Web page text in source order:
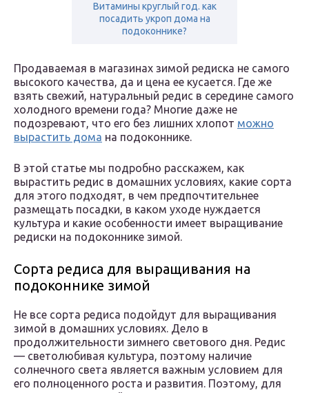
Витамины круглый год. как
посадить укроп дома на
подоконнике?
Продаваемая в магазинах зимой редиска не самого
высокого качества, да и цена ее кусается. Где же
взять свежий, натуральный редис в середине самого
холодного времени года? Многие даже не
подозревают, что его без лишних хлопот можно
вырастить дома на подоконнике.
В этой статье мы подробно расскажем, как
вырастить редис в домашних условиях, какие сорта
для этого подходят, в чем предпочтительнее
размещать посадки, в каком уходе нуждается
культура и какие особенности имеет выращивание
редиски на подоконнике зимой.
Сорта редиса для выращивания на
подоконнике зимой
Не все сорта редиса подойдут для выращивания
зимой в домашних условиях. Дело в
продолжительности зимнего светового дня. Редис
— светолюбивая культура, поэтому наличие
солнечного света является важным условием для
его полноценного роста и развития. Поэтому, для